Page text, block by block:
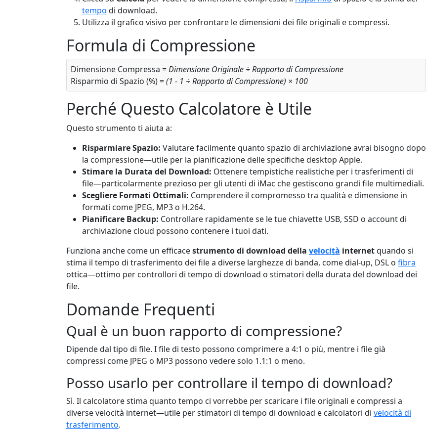
tempo di download.
Utilizza il grafico visivo per confrontare le dimensioni dei file originali e compressi.
Formula di Compressione
Dimensione Compressa =Dimensione Originale ÷ Rapporto di Compressione
Risparmio di Spazio (%) =(1 - 1 ÷ Rapporto di Compressione) × 100
Perché Questo Calcolatore è Utile
Questo strumento ti aiuta a:
Risparmiare Spazio: Valutare facilmente quanto spazio di archiviazione avrai bisogno dopo
la compressione—utile per la pianificazione delle specifiche desktop Apple.
Stimare la Durata del Download: Ottenere tempistiche realistiche per i trasferimenti di
file—particolarmente prezioso per gli utenti di iMac che gestiscono grandi file multimediali.
Scegliere Formati Ottimali: Comprendere il compromesso tra qualità e dimensione in
formati come JPEG, MP3 o H.264.
Pianificare Backup: Controllare rapidamente se le tue chiavette USB, SSD o account di
archiviazione cloud possono contenere i tuoi dati.
Funziona anche come un efficacestrumento di download della velocità internetquando si
stima il tempo di trasferimento dei file a diverse larghezze di banda, come dial-up, DSL o fibra
ottica—ottimo per controllori di tempo di download o stimatori della durata del download dei
file.
Domande Frequenti
Qual è un buon rapporto di compressione?
Dipende dal tipo di file. I file di testo possono comprimere a 4:1 o più, mentre i file già
compressi come JPEG o MP3 possono vedere solo 1.1:1 o meno.
Posso usarlo per controllare il tempo di download?
Sì. Il calcolatore stima quanto tempo ci vorrebbe per scaricare i file originali e compressi a
diverse velocità internet—utile per stimatori di tempo di download e calcolatori di velocità di
trasferimento.